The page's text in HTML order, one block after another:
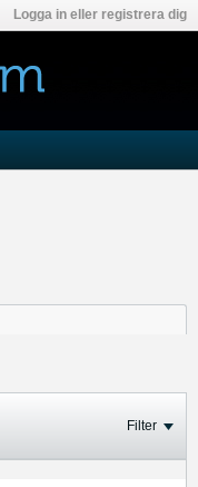
Logga in eller registrera dig
Filter